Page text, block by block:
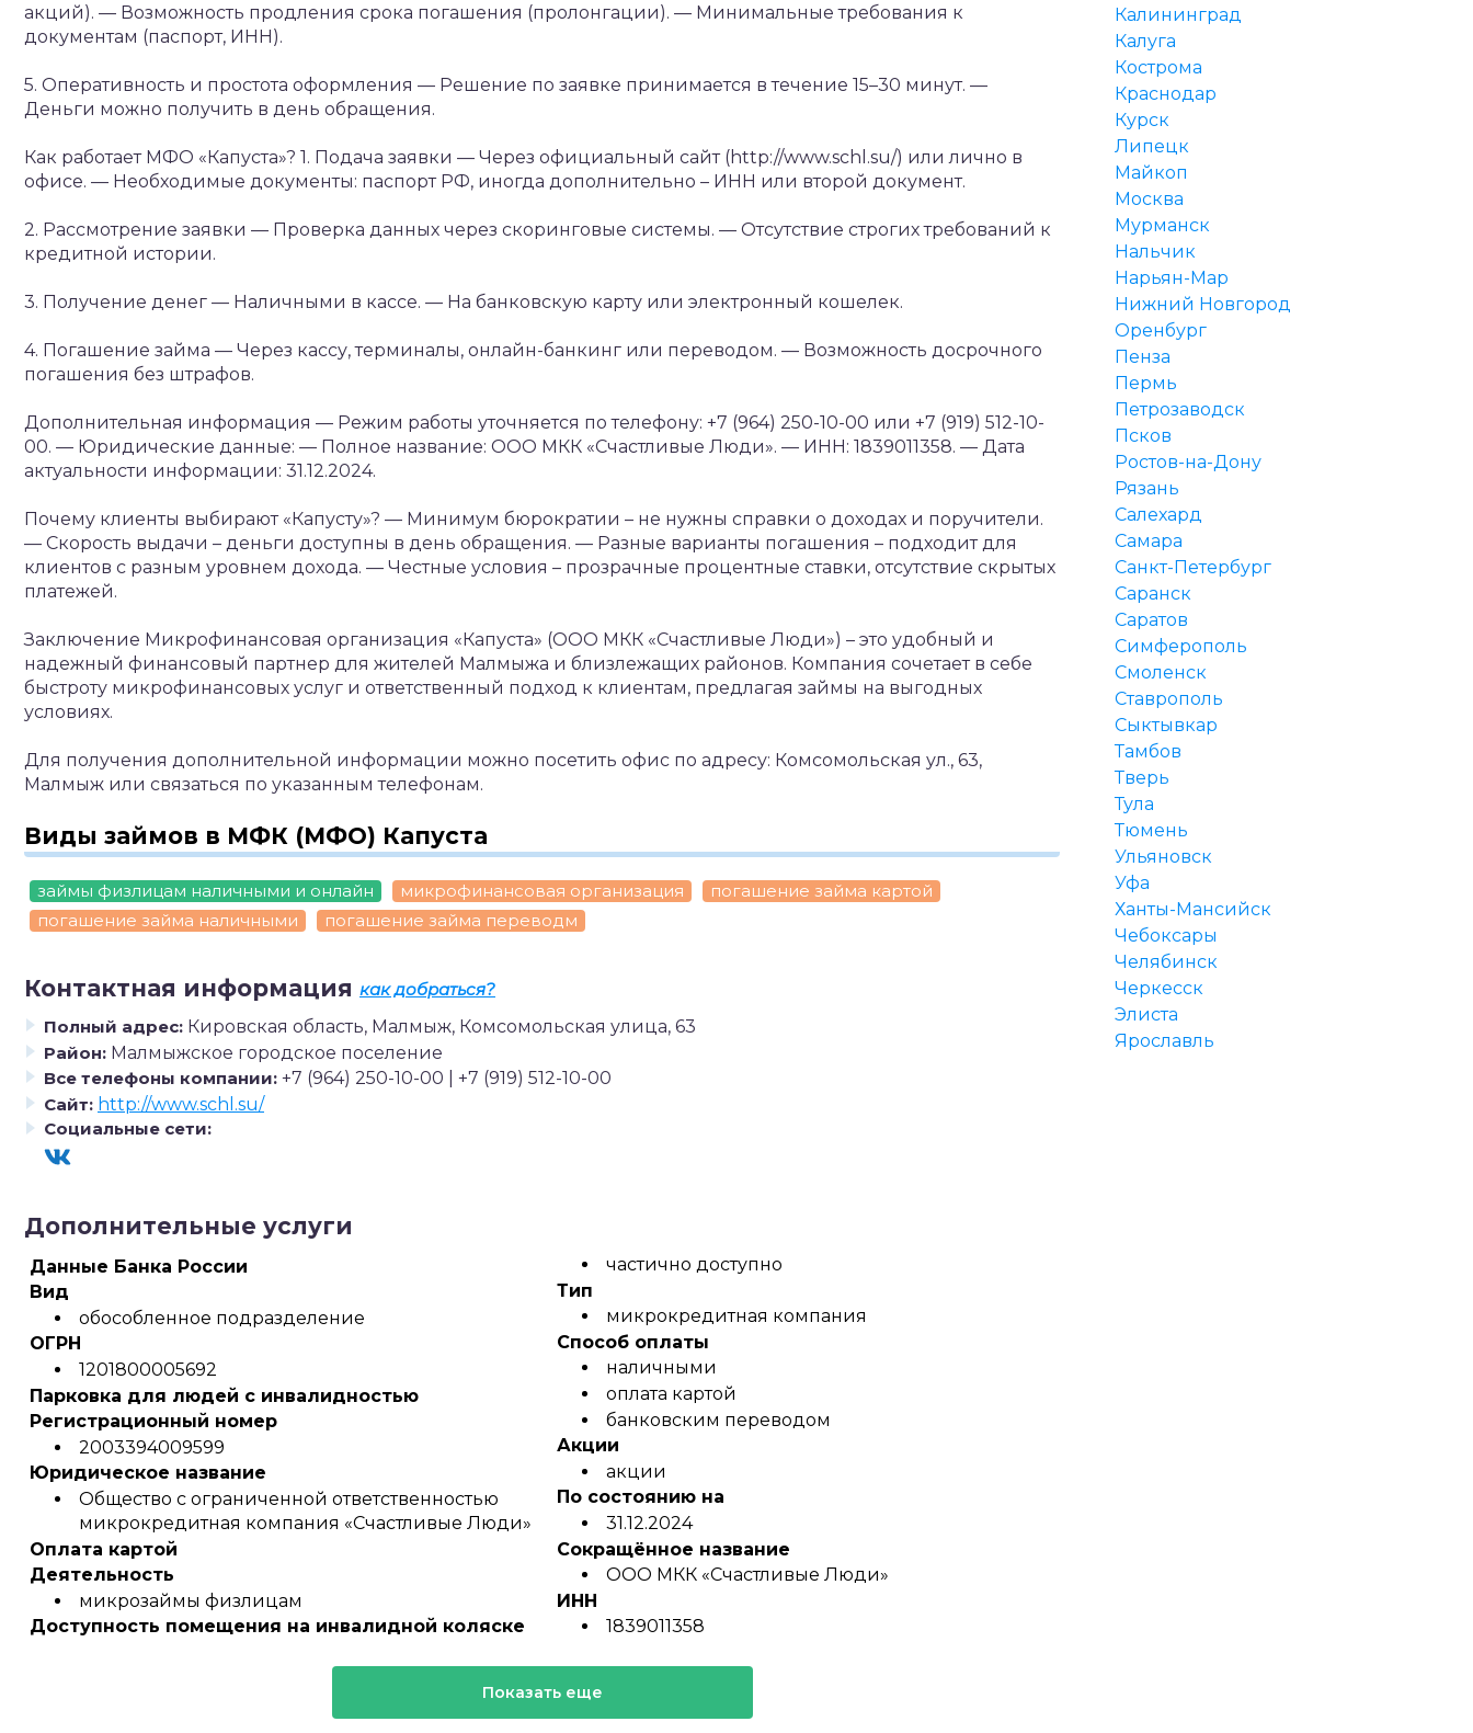
акций). — Возможность продления срока погашения (пролонгации). — Минимальные требования к
документам (паспорт, ИНН).
5. Оперативность и простота оформления — Решение по заявке принимается в течение 15–30 минут. —
Деньги можно получить в день обращения.
Как работает МФО «Капуста»? 1. Подача заявки — Через официальный сайт (http://www.schl.su/) или лично в
офисе. — Необходимые документы: паспорт РФ, иногда дополнительно – ИНН или второй документ.
2. Рассмотрение заявки — Проверка данных через скоринговые системы. — Отсутствие строгих требований к
кредитной истории.
3. Получение денег — Наличными в кассе. — На банковскую карту или электронный кошелек.
4. Погашение займа — Через кассу, терминалы, онлайн-банкинг или переводом. — Возможность досрочного
погашения без штрафов.
Дополнительная информация — Режим работы уточняется по телефону: +7 (964) 250-10-00 или +7 (919) 512-10-
00. — Юридические данные: — Полное название: ООО МКК «Счастливые Люди». — ИНН: 1839011358. — Дата
актуальности информации: 31.12.2024.
Почему клиенты выбирают «Капусту»? — Минимум бюрократии – не нужны справки о доходах и поручители.
— Скорость выдачи – деньги доступны в день обращения. — Разные варианты погашения – подходит для
клиентов с разным уровнем дохода. — Честные условия – прозрачные процентные ставки, отсутствие скрытых
платежей.
Заключение Микрофинансовая организация «Капуста» (ООО МКК «Счастливые Люди») – это удобный и
надежный финансовый партнер для жителей Малмыжа и близлежащих районов. Компания сочетает в себе
быстроту микрофинансовых услуг и ответственный подход к клиентам, предлагая займы на выгодных
условиях.
Для получения дополнительной информации можно посетить офис по адресу: Комсомольская ул., 63,
Малмыж или связаться по указанным телефонам.
Виды займов в МФК (МФО) Капуста
займы физлицам наличными и онлайн микрофинансовая организация
погашение займа картой
погашение займа наличными
погашение займа переводм
Контактная информация как добраться?
Полный адрес: Кировская область, Малмыж, Комсомольская улица, 63
Район: Малмыжское городское поселение
Все телефоны компании: +7 (964) 250-10-00 | +7 (919) 512-10-00
Сайт: http://www.schl.su/
Социальные сети:
Дополнительные услуги
Данные Банка России
Вид
обособленное подразделение
ОГРН
1201800005692
Парковка для людей с инвалидностью
Регистрационный номер
2003394009599
Юридическое название
Общество с ограниченной ответственностью
микрокредитная компания «Счастливые Люди»
Оплата картой
Деятельность
микрозаймы физлицам
Доступность помещения на инвалидной коляске
частично доступно
Тип
микрокредитная компания
Способ оплаты
наличными
оплата картой
банковским переводом
Акции
акции
По состоянию на
31.12.2024
Сокращённое название
ООО МКК «Счастливые Люди»
ИНН
1839011358
Показать еще
Калининград
Калуга
Кострома
Краснодар
Курск
Липецк
Майкоп
Москва
Мурманск
Нальчик
Нарьян-Мар
Нижний Новгород
Оренбург
Пенза
Пермь
Петрозаводск
Псков
Ростов-на-Дону
Рязань
Салехард
Самара
Санкт-Петербург
Саранск
Саратов
Симферополь
Смоленск
Ставрополь
Сыктывкар
Тамбов
Тверь
Тула
Тюмень
Ульяновск
Уфа
Ханты-Мансийск
Чебоксары
Челябинск
Черкесск
Элиста
Ярославль